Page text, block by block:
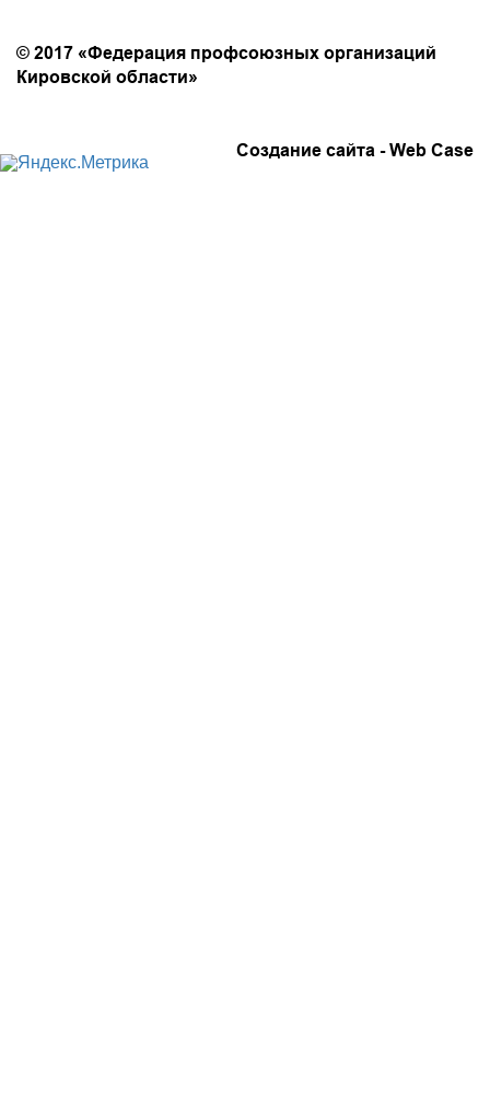
© 2017 «Федерация профсоюзных организаций
Кировской области»
Создание сайта -Web Case